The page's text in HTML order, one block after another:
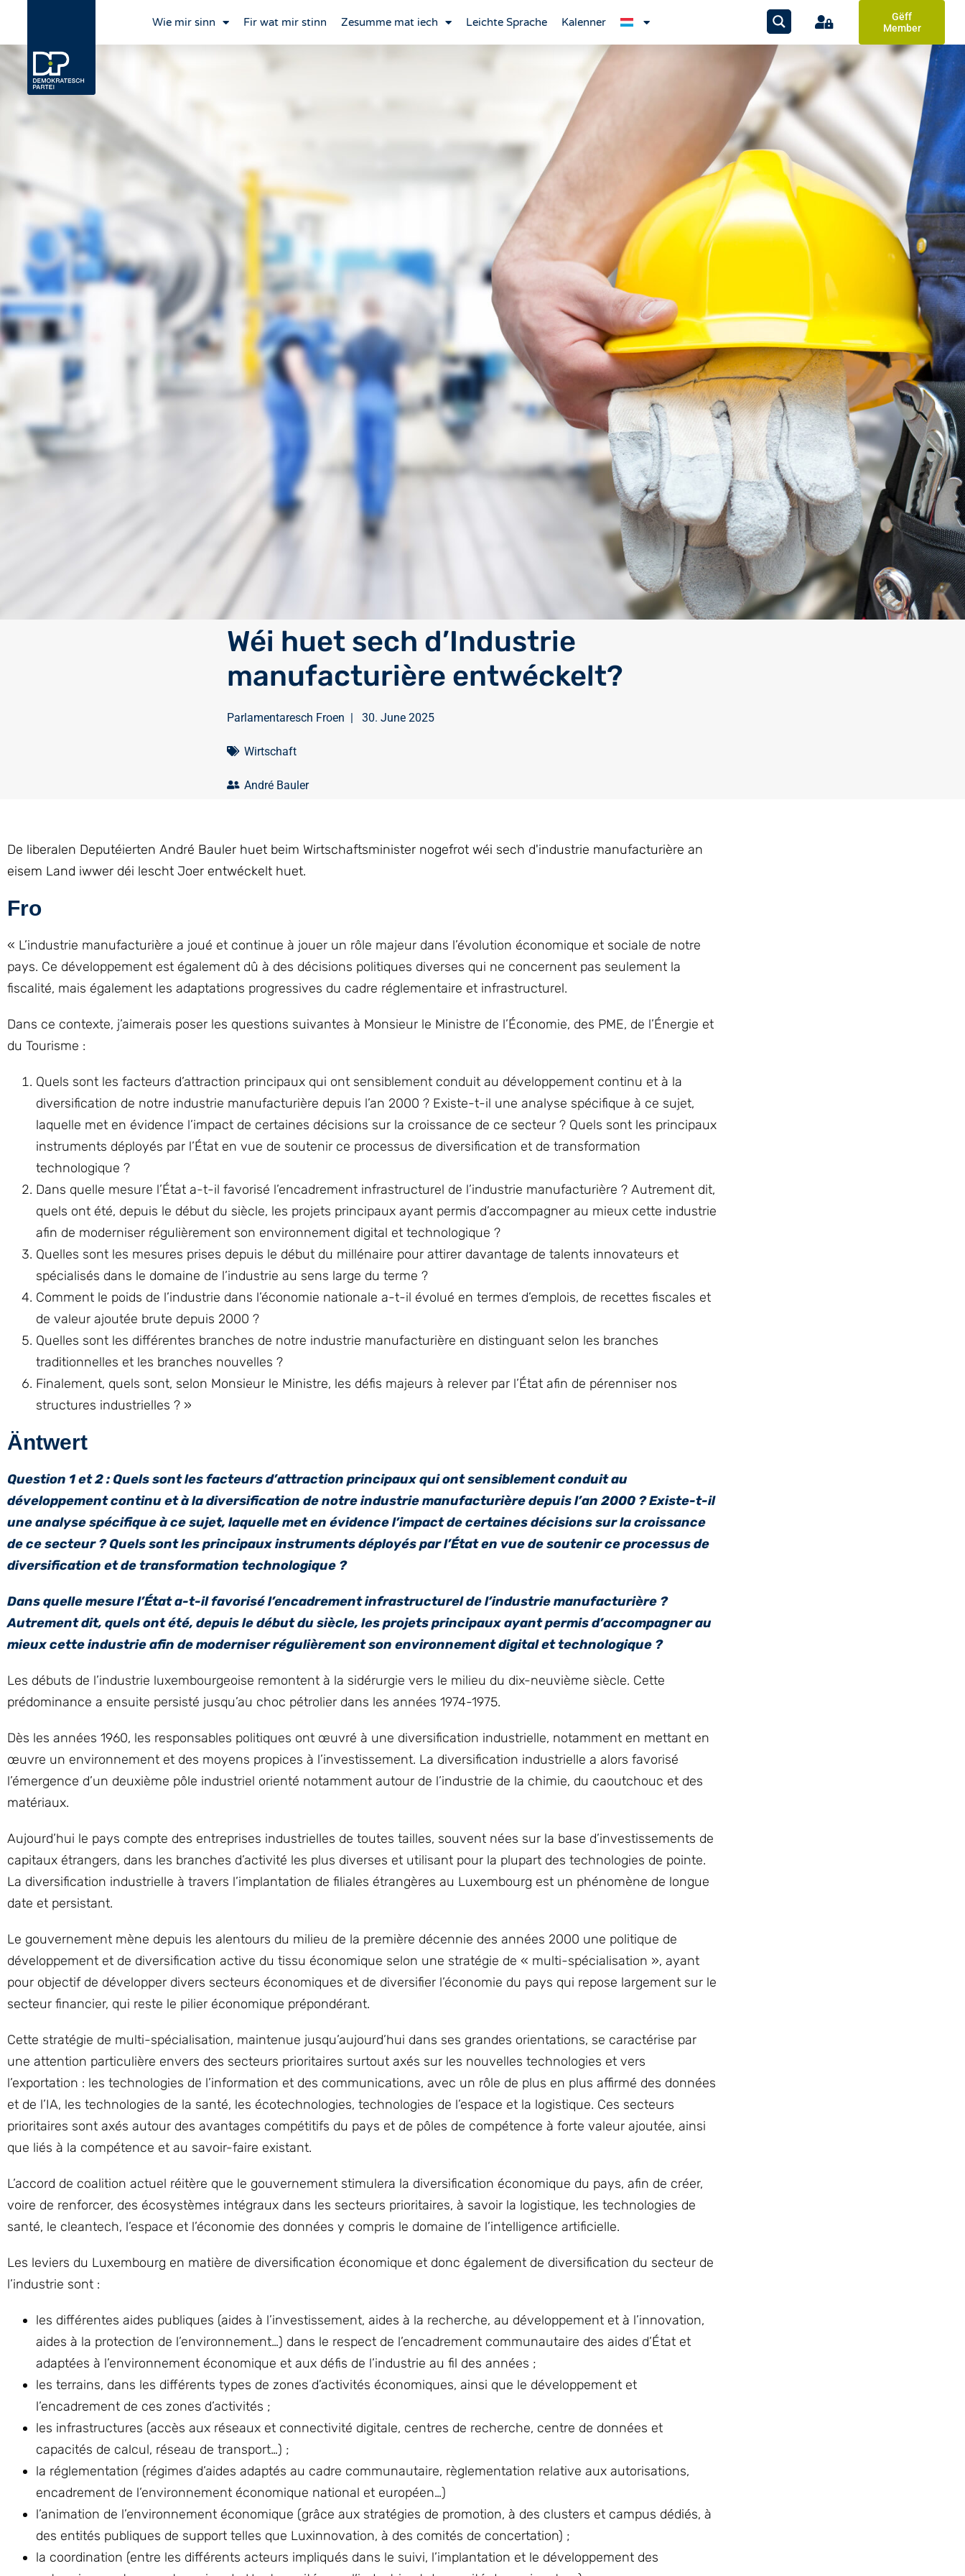
Wie mir sinn Fir wat mir stinn Zesumme mat iech Leichte Sprache Kalenner
Gëff
Member
Wéi huet sech d’Industrie
manufacturière entwéckelt?
Parlamentaresch Froen | 30. June 2025
Wirtschaft
André Bauler
De liberalen Deputéierten André Bauler huet beim Wirtschaftsminister nogefrot wéi sech d'industrie manufacturière an
eisem Land iwwer déi lescht Joer entwéckelt huet.
Fro
« L’industrie manufacturière a joué et continue à jouer un rôle majeur dans l’évolution économique et sociale de notre
pays. Ce développement est également dû à des décisions politiques diverses qui ne concernent pas seulement la
fiscalité, mais également les adaptations progressives du cadre réglementaire et infrastructurel.
Dans ce contexte, j’aimerais poser les questions suivantes à Monsieur le Ministre de l’Économie, des PME, de l’Énergie et
du Tourisme :
Quels sont les facteurs d’attraction principaux qui ont sensiblement conduit au développement continu et à la
diversification de notre industrie manufacturière depuis l’an 2000 ? Existe-t-il une analyse spécifique à ce sujet,
laquelle met en évidence l’impact de certaines décisions sur la croissance de ce secteur ? Quels sont les principaux
instruments déployés par l’État en vue de soutenir ce processus de diversification et de transformation
technologique ?
Dans quelle mesure l’État a-t-il favorisé l’encadrement infrastructurel de l’industrie manufacturière ? Autrement dit,
quels ont été, depuis le début du siècle, les projets principaux ayant permis d’accompagner au mieux cette industrie
afin de moderniser régulièrement son environnement digital et technologique ?
Quelles sont les mesures prises depuis le début du millénaire pour attirer davantage de talents innovateurs et
spécialisés dans le domaine de l’industrie au sens large du terme ?
Comment le poids de l’industrie dans l’économie nationale a-t-il évolué en termes d’emplois, de recettes fiscales et
de valeur ajoutée brute depuis 2000 ?
Quelles sont les différentes branches de notre industrie manufacturière en distinguant selon les branches
traditionnelles et les branches nouvelles ?
Finalement, quels sont, selon Monsieur le Ministre, les défis majeurs à relever par l’État afin de pérenniser nos
structures industrielles ? »
Äntwert
Question 1 et 2 : Quels sont les facteurs d’attraction principaux qui ont sensiblement conduit au
développement continu et à la diversification de notre industrie manufacturière depuis l’an 2000 ? Existe-t-il
une analyse spécifique à ce sujet, laquelle met en évidence l’impact de certaines décisions sur la croissance
de ce secteur ? Quels sont les principaux instruments déployés par l’État en vue de soutenir ce processus de
diversification et de transformation technologique ?
Dans quelle mesure l’État a-t-il favorisé l’encadrement infrastructurel de l’industrie manufacturière ?
Autrement dit, quels ont été, depuis le début du siècle, les projets principaux ayant permis d’accompagner au
mieux cette industrie afin de moderniser régulièrement son environnement digital et technologique ?
Les débuts de l’industrie luxembourgeoise remontent à la sidérurgie vers le milieu du dix-neuvième siècle. Cette
prédominance a ensuite persisté jusqu’au choc pétrolier dans les années 1974-1975.
Dès les années 1960, les responsables politiques ont œuvré à une diversification industrielle, notamment en mettant en
œuvre un environnement et des moyens propices à l’investissement. La diversification industrielle a alors favorisé
l’émergence d’un deuxième pôle industriel orienté notamment autour de l’industrie de la chimie, du caoutchouc et des
matériaux.
Aujourd’hui le pays compte des entreprises industrielles de toutes tailles, souvent nées sur la base d’investissements de
capitaux étrangers, dans les branches d’activité les plus diverses et utilisant pour la plupart des technologies de pointe.
La diversification industrielle à travers l’implantation de filiales étrangères au Luxembourg est un phénomène de longue
date et persistant.
Le gouvernement mène depuis les alentours du milieu de la première décennie des années 2000 une politique de
développement et de diversification active du tissu économique selon une stratégie de « multi-spécialisation », ayant
pour objectif de développer divers secteurs économiques et de diversifier l’économie du pays qui repose largement sur le
secteur financier, qui reste le pilier économique prépondérant.
Cette stratégie de multi-spécialisation, maintenue jusqu’aujourd’hui dans ses grandes orientations, se caractérise par
une attention particulière envers des secteurs prioritaires surtout axés sur les nouvelles technologies et vers
l’exportation : les technologies de l’information et des communications, avec un rôle de plus en plus affirmé des données
et de l’IA, les technologies de la santé, les écotechnologies, technologies de l’espace et la logistique. Ces secteurs
prioritaires sont axés autour des avantages compétitifs du pays et de pôles de compétence à forte valeur ajoutée, ainsi
que liés à la compétence et au savoir-faire existant.
L’accord de coalition actuel réitère que le gouvernement stimulera la diversification économique du pays, afin de créer,
voire de renforcer, des écosystèmes intégraux dans les secteurs prioritaires, à savoir la logistique, les technologies de
santé, le cleantech, l’espace et l’économie des données y compris le domaine de l’intelligence artificielle.
Les leviers du Luxembourg en matière de diversification économique et donc également de diversification du secteur de
l’industrie sont :
les différentes aides publiques (aides à l’investissement, aides à la recherche, au développement et à l’innovation,
aides à la protection de l’environnement…) dans le respect de l’encadrement communautaire des aides d’État et
adaptées à l’environnement économique et aux défis de l’industrie au fil des années ;
les terrains, dans les différents types de zones d’activités économiques, ainsi que le développement et
l’encadrement de ces zones d’activités ;
les infrastructures (accès aux réseaux et connectivité digitale, centres de recherche, centre de données et
capacités de calcul, réseau de transport…) ;
la réglementation (régimes d’aides adaptés au cadre communautaire, règlementation relative aux autorisations,
encadrement de l’environnement économique national et européen…)
l’animation de l’environnement économique (grâce aux stratégies de promotion, à des clusters et campus dédiés, à
des entités publiques de support telles que Luxinnovation, à des comités de concertation) ;
la coordination (entre les différents acteurs impliqués dans le suivi, l’implantation et le développement des